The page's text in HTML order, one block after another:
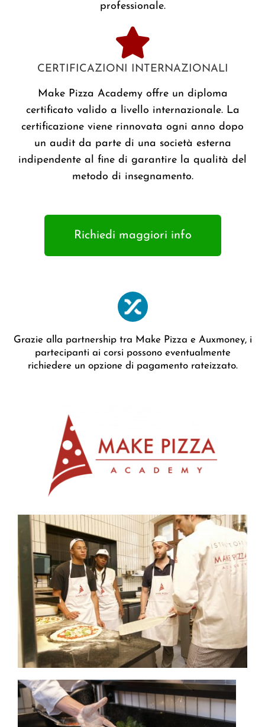
professionale.
CERTIFICAZIONI INTERNAZIONALI
Make Pizza Academy offre un diploma
certificato valido a livello internazionale. La
certificazione viene rinnovata ogni anno dopo
un audit da parte di una società esterna
indipendente al fine di garantire la qualità del
metodo di insegnamento.
Richiedi maggiori info
Grazie alla partnership tra Make Pizza e Auxmoney, i
partecipanti ai corsi possono eventualmente
richiedere un opzione di pagamento rateizzato.